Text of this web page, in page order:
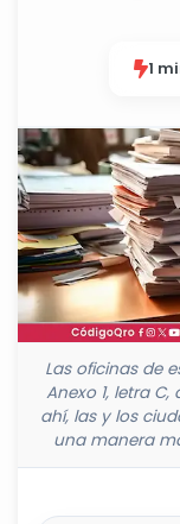
1
Las oficinas de
Anexo 1, letra
ahí, las y los
una manera